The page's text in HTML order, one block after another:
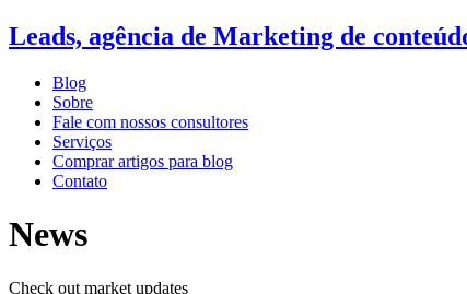
Leads, agência de Marketing de
Blog
Sobre
Fale com nossos consultores
Serviços
Comprar artigos para blog
Contato
News
Check out market updates